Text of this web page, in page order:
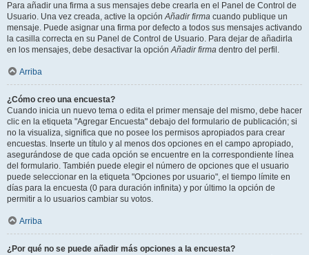
Para añadir una firma a sus mensajes debe crearla en el Panel de Control de
Usuario. Una vez creada, active la opciónAñadir firma cuando publique un
mensaje. Puede asignar una firma por defecto a todos sus mensajes activando
la casilla correcta en su Panel de Control de Usuario. Para dejar de añadirla
en los mensajes, debe desactivar la opciónAñadir firma dentro del perfil.
Arriba
¿Cómo creo una encuesta?
Cuando inicia un nuevo tema o edita el primer mensaje del mismo, debe hacer
clic en la etiqueta "Agregar Encuesta" debajo del formulario de publicación; si
no la visualiza, significa que no posee los permisos apropiados para crear
encuestas. Inserte un título y al menos dos opciones en el campo apropiado,
asegurándose de que cada opción se encuentre en la correspondiente línea
del formulario. También puede elegir el número de opciones que el usuario
puede seleccionar en la etiqueta "Opciones por usuario", el tiempo límite en
días para la encuesta (0 para duración infinita) y por último la opción de
permitir a lo usuarios cambiar su votos.
Arriba
¿Por qué no se puede añadir más opciones a la encuesta?